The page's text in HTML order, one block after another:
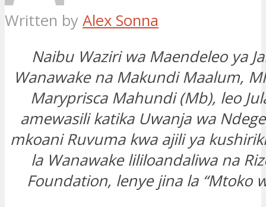
Written by Alex Sonna
Naibu Waziri wa Maendeleo ya
Wanawake na Makundi Maalum,
Maryprisca Mahundi (Mb), leo
amewasili katika Uwanja wa
mkoani Ruvuma kwa ajili ya
la Wanawake lililoandaliwa na
Foundation, lenye jina la “Mtoko